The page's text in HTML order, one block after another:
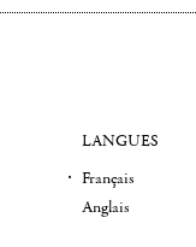
LANGUES
Français
Anglais